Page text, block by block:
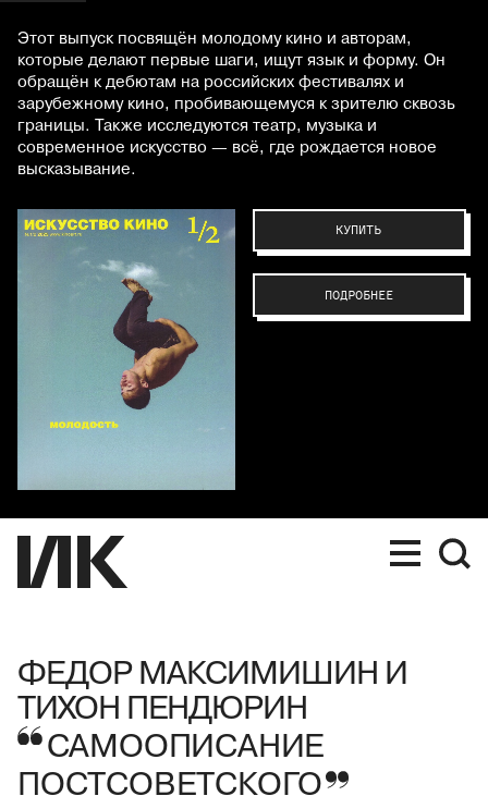
Этот выпуск посвящён молодому кино и авторам,
которые делают первые шаги, ищут язык и форму. Он
обращён к дебютам на российских фестивалях и
зарубежному кино, пробивающемуся к зрителю сквозь
границы. Также исследуются театр, музыка и
современное искусство — всё, где рождается новое
высказывание.
КУПИТЬ
ПОДРОБНЕЕ
ФЕДОР МАКСИМИШИН И
ТИХОН ПЕНДЮРИН
САМООПИСАНИЕ
ПОСТСОВЕТСКОГО